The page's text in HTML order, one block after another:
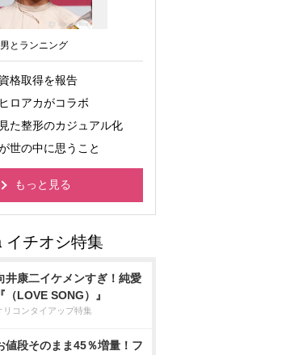
とランニング
格取得を報告
ロアカがコラボ
た整形のカジュアル化
世の中に思うこと
もっと見る
井康二イケメンすぎ！純愛
『（LOVE SONG）』
リコンタイアップ特集
値段そのまま45％増量！フ